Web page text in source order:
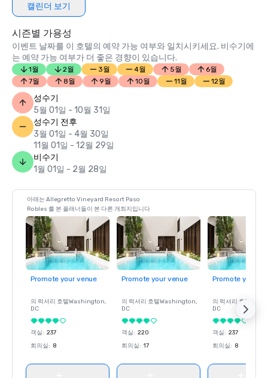
캘린더 보기
시즌별 가용성
이벤트 날짜를 이 호텔의 예약 가능 여부와 일치시키세요. 비수기에
는 예약 가능 여부가 더 좋은 경향이 있습니다.
1월 2월 3월 4월 5월
6월
7월
8월 9월 10월 11월 12월
성수기
5월 01일 - 10월 31일
성수기 전후
3월 01일 - 4월 30일
11월 01일 - 12월 29일
비수기
1월 01일 - 2월 28일
아래는 Allegretto Vineyard Resort Paso
Robles 를 본 플래너들이 본 다른 개최지입니다
Promote your venue
의 럭셔리 호텔Washington,
DC
객실: 237
회의실: 8
Promote your venue
의 럭셔리 호텔Washington,
DC
객실: 220
회의실: 17
Promote your
의 럭셔리 호텔
DC
객실: 237
회의실: 8